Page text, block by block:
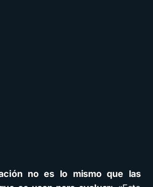
no es lo mismo que las